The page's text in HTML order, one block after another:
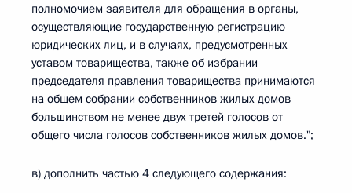
полномочием заявителя для обращения в органы,
осуществляющие государственную регистрацию
юридических лиц, и в случаях, предусмотренных
уставом товарищества, также об избрании
председателя правления товарищества принимаются
на общем собрании собственников жилых домов
большинством не менее двух третей голосов от
общего числа голосов собственников жилых домов.";
в) дополнить частью 4 следующего содержания: